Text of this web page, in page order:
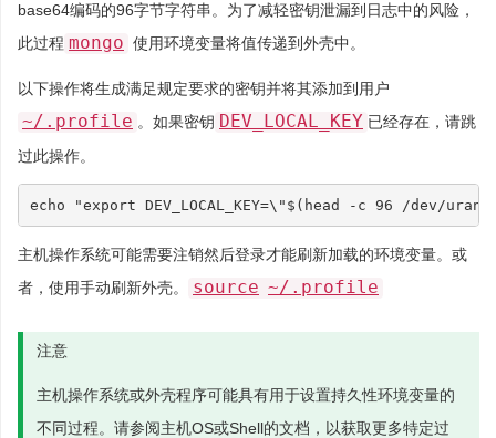
base64编码的96字节字符串。为了减轻密钥泄漏到日志中的风险，
此过程 mongo 使用环境变量将值传递到外壳中。
以下操作将生成满足规定要求的密钥并将其添加到用户
~/.profile 。如果密钥 DEV_LOCAL_KEY 已经存在，请跳
过此操作。
echo "export DEV_LOCAL_KEY=\" $( head -c 96 /dev/
主机操作系统可能需要注销然后登录才能刷新加载的环境变量。或
者，使用手动刷新外壳。
source ~/.profile
注意
主机操作系统或外壳程序可能具有用于设置持久性环境变量的
不同过程。请参阅主机OS或Shell的文档，以获取更多特定过